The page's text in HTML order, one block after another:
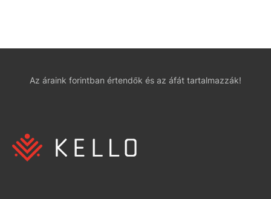
Az áraink forintban értendők és az áfát tartalmazzák!